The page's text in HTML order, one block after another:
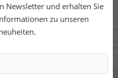
Newsletter und erhalten Sie
zu unseren